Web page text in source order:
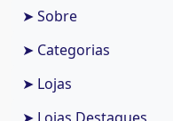
➤ Sobre
➤ Categorias
➤ Lojas